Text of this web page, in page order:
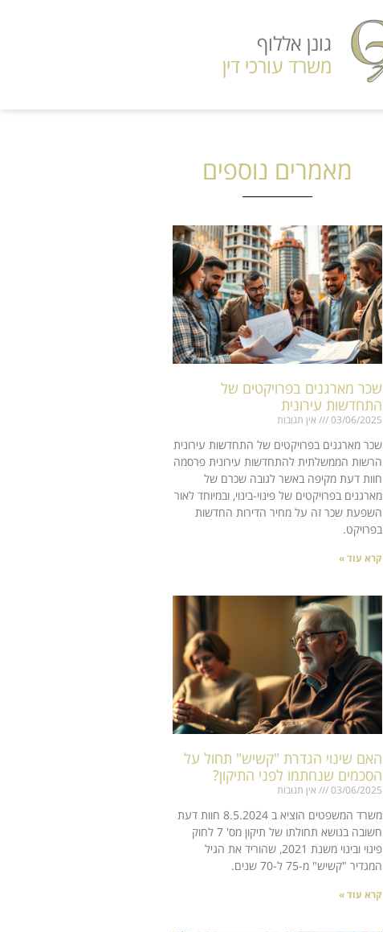
גונן אללוף
משרד עורכי דין
מאמרים נוספים
שכר מארגנים בפרויקטים של
התחדשות עירונית
03/06/2025 אין תגובות
שכר מארגנים בפרויקטים של התחדשות עירונית
הרשות הממשלתית להתחדשות עירונית פרסמה
חוות דעת מקיפה באשר לגובה שכרם של
מארגנים בפרויקטים של פינוי-בינוי, ובמיוחד לאור
השפעת שכר זה על מחיר הדירות החדשות
בפרויקט.
קרא עוד »
האם שינוי הגדרת "קשיש" תחול על
הסכמים שנחתמו לפני התיקון?
03/06/2025 אין תגובות
משרד המשפטים הוציא ב 8.5.2024 חוות דעת
חשובה בנושא תחולתו של תיקון מס' 7 לחוק
פינוי ובינוי משנת 2021, שהוריד את הגיל
המגדיר "קשיש" מ-75 ל-70 שנים.
קרא עוד »